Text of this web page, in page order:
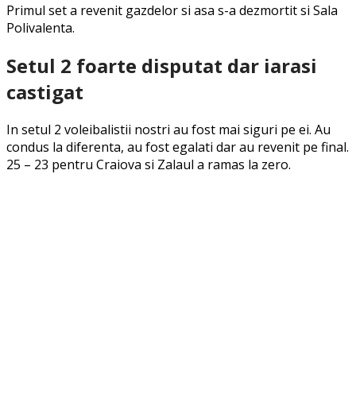
Primul set a revenit gazdelor si asa s-a dezmortit si Sala
Polivalenta.
Setul 2 foarte disputat dar iarasi
castigat
In setul 2 voleibalistii nostri au fost mai siguri pe ei. Au
condus la diferenta, au fost egalati dar au revenit pe final.
25 – 23 pentru Craiova si Zalaul a ramas la zero.